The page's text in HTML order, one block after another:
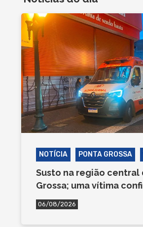
NOTÍCIA PONTA GROSSA
Susto na região central
Grossa; uma vítima
06/08/2026